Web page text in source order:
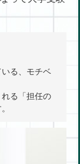
る、モチベ
る「担任の